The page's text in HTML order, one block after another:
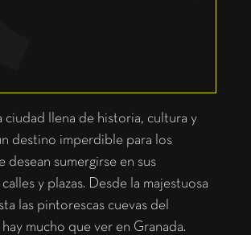
ciudad llena de historia, cultura y
destino imperdible para los
desean sumergirse en sus
y plazas. Desde la majestuosa
las pintorescas cuevas del
mucho que ver en Granada.